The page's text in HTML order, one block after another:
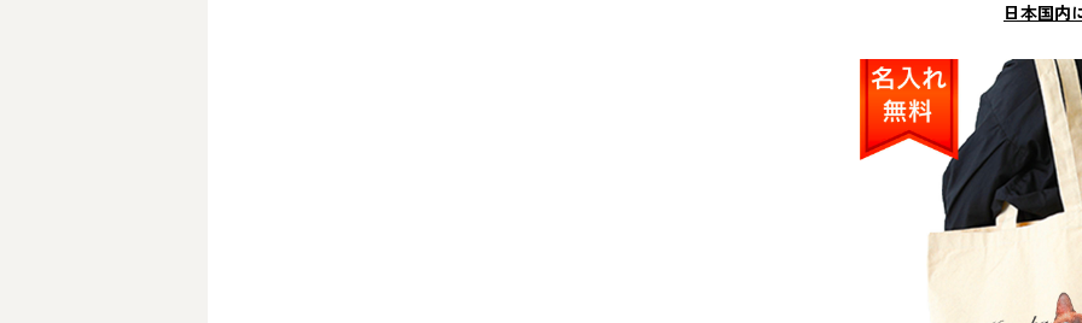
日本国内